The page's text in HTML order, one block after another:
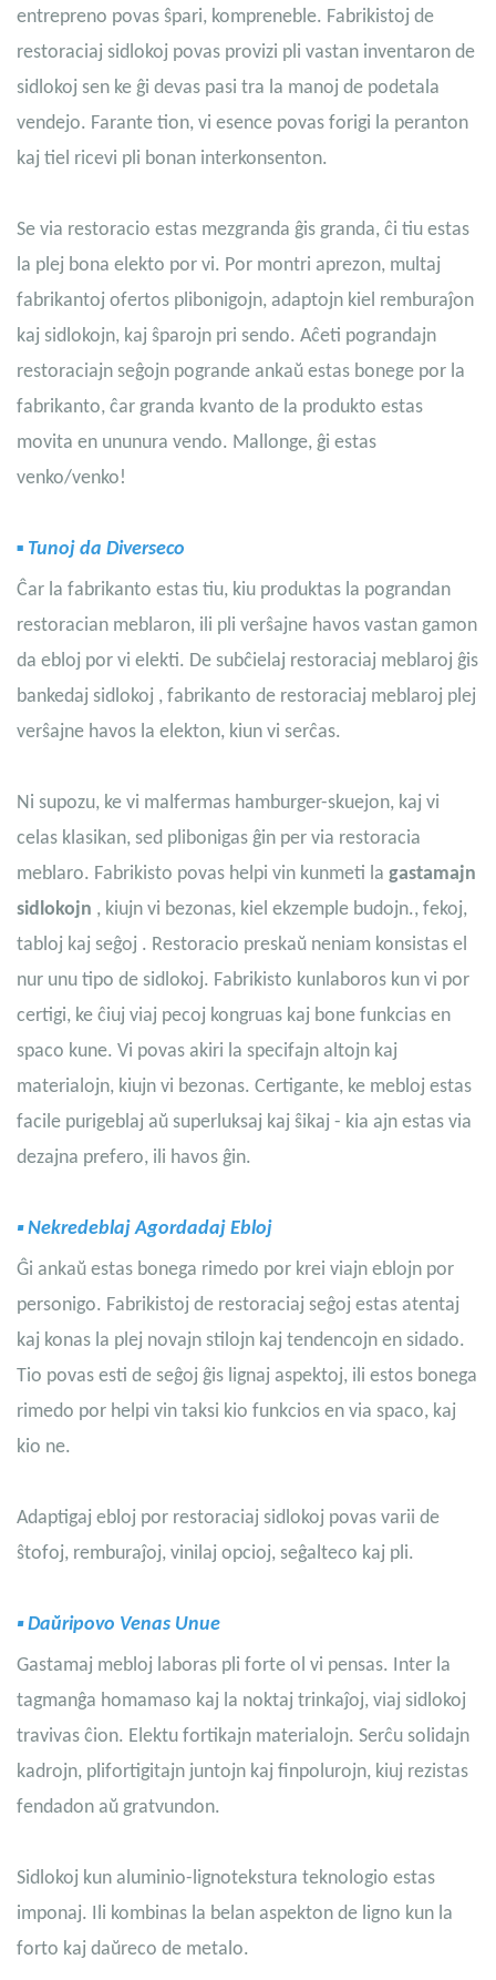
entrepreno povas ŝpari, kompreneble. Fabrikistoj de
restoraciaj sidlokoj povas provizi pli vastan inventaron de
sidlokoj sen ke ĝi devas pasi tra la manoj de podetala
vendejo. Farante tion, vi esence povas forigi la peranton
kaj tiel ricevi pli bonan interkonsenton.
Se via restoracio estas mezgranda ĝis granda, ĉi tiu estas
la plej bona elekto por vi. Por montri aprezon, multaj
fabrikantoj ofertos plibonigojn, adaptojn kiel remburaĵon
kaj sidlokojn, kaj ŝparojn pri sendo. Aĉeti pograndajn
restoraciajn seĝojn pogrande ankaŭ estas bonege por la
fabrikanto, ĉar granda kvanto de la produkto estas
movita en ununura vendo. Mallonge, ĝi estas
venko/venko!
▪ Tunoj da Diverseco
Ĉar la fabrikanto estas tiu, kiu produktas la pograndan
restoracian meblaron, ili pli verŝajne havos vastan gamon
da ebloj por vi elekti. De subĉielaj restoraciaj meblaroj ĝis
bankedaj sidlokoj , fabrikanto de restoraciaj meblaroj plej
verŝajne havos la elekton, kiun vi serĉas.
Ni supozu, ke vi malfermas hamburger-skuejon, kaj vi
celas klasikan, sed plibonigas ĝin per via restoracia
meblaro. Fabrikisto povas helpi vin kunmeti la gastamajn
sidlokojn , kiujn vi bezonas, kiel ekzemple budojn., fekoj,
tabloj kaj seĝoj . Restoracio preskaŭ neniam konsistas el
nur unu tipo de sidlokoj. Fabrikisto kunlaboros kun vi por
certigi, ke ĉiuj viaj pecoj kongruas kaj bone funkcias en
spaco kune. Vi povas akiri la specifajn altojn kaj
materialojn, kiujn vi bezonas. Certigante, ke mebloj estas
facile purigeblaj aŭ superluksaj kaj ŝikaj - kia ajn estas via
dezajna prefero, ili havos ĝin.
▪ Nekredeblaj Agordadaj Ebloj
Ĝi ankaŭ estas bonega rimedo por krei viajn eblojn por
personigo. Fabrikistoj de restoraciaj seĝoj estas atentaj
kaj konas la plej novajn stilojn kaj tendencojn en sidado.
Tio povas esti de seĝoj ĝis lignaj aspektoj, ili estos bonega
rimedo por helpi vin taksi kio funkcios en via spaco, kaj
kio ne.
Adaptigaj ebloj por restoraciaj sidlokoj povas varii de
ŝtofoj, remburaĵoj, vinilaj opcioj, seĝalteco kaj pli.
▪ Daŭripovo Venas Unue
Gastamaj mebloj laboras pli forte ol vi pensas. Inter la
tagmanĝa homamaso kaj la noktaj trinkaĵoj, viaj sidlokoj
travivas ĉion. Elektu fortikajn materialojn. Serĉu solidajn
kadrojn, plifortigitajn juntojn kaj finpolurojn, kiuj rezistas
fendadon aŭ gratvundon.
Sidlokoj kun aluminio-lignotekstura teknologio estas
imponaj. Ili kombinas la belan aspekton de ligno kun la
forto kaj daŭreco de metalo.